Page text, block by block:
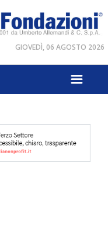
GIOVEDÌ, 06 AGOSTO 2026